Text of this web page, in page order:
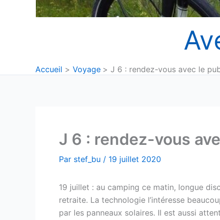
Accueil Voyage J 6 : rendez-vous avec le
J 6 : rendez-vous
Par stef_bu / 19 juillet 2020
19 juillet : au camping ce matin, longue
retraite. La technologie l’intéresse
par les panneaux solaires. Il est aussi